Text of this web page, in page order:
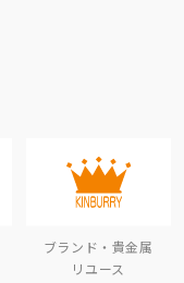
ブランド・貴金属
リユース